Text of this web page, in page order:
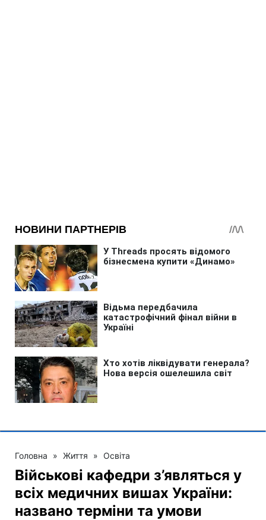
Головна » Життя » Освіта
Військові кафедри з’являться у
всіх медичних вишах України:
названо терміни та умови